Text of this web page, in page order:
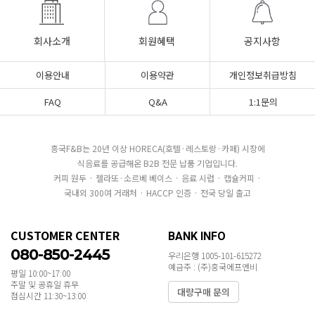
회사소개 회원혜택 공지사항
이용안내 이용약관
개인정보취급방침
FAQ
Q&A 1:1문의
흥국F&B는 20년 이상 HORECA(호텔·레스토랑·카페) 시장에
식음료를 공급해온 B2B 전문 납품 기업입니다.
커피 원두 · 젤라또·소르베 베이스 · 음료 시럽 · 캡슐커피 ·
국내외 300여 거래처 · HACCP 인증 · 전국 당일 출고
CUSTOMER CENTER
080-850-2445
평일 10:00~17:00
주말 및 공휴일 휴무
점심시간 11:30~13:00
BANK INFO
우리은행 1005-101-615272
예금주 : (주)흥국에프엔비
대량구매 문의